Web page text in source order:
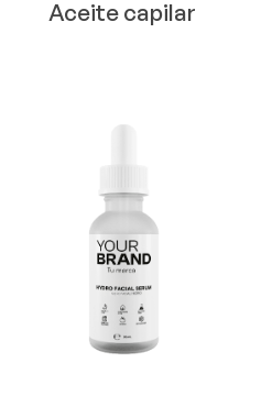
Aceite capilar